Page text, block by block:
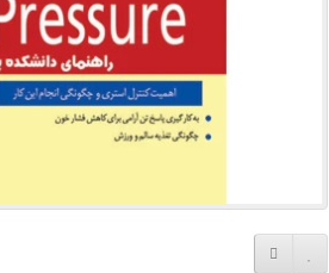
افزودن به لیست دلخواه